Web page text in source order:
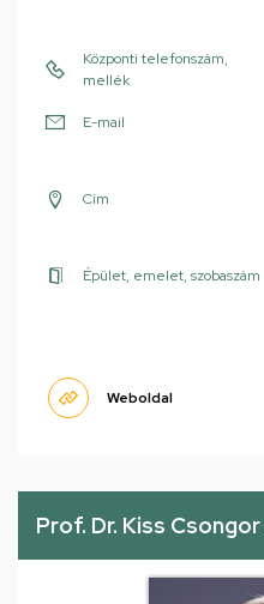
Központi telefonszám,
mellék
E-mail
Cím
Épület, emelet, szobaszám
Weboldal
Prof. Dr. Kiss Csongor